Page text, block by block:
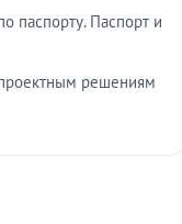
паспорту. Паспорт и
решениям